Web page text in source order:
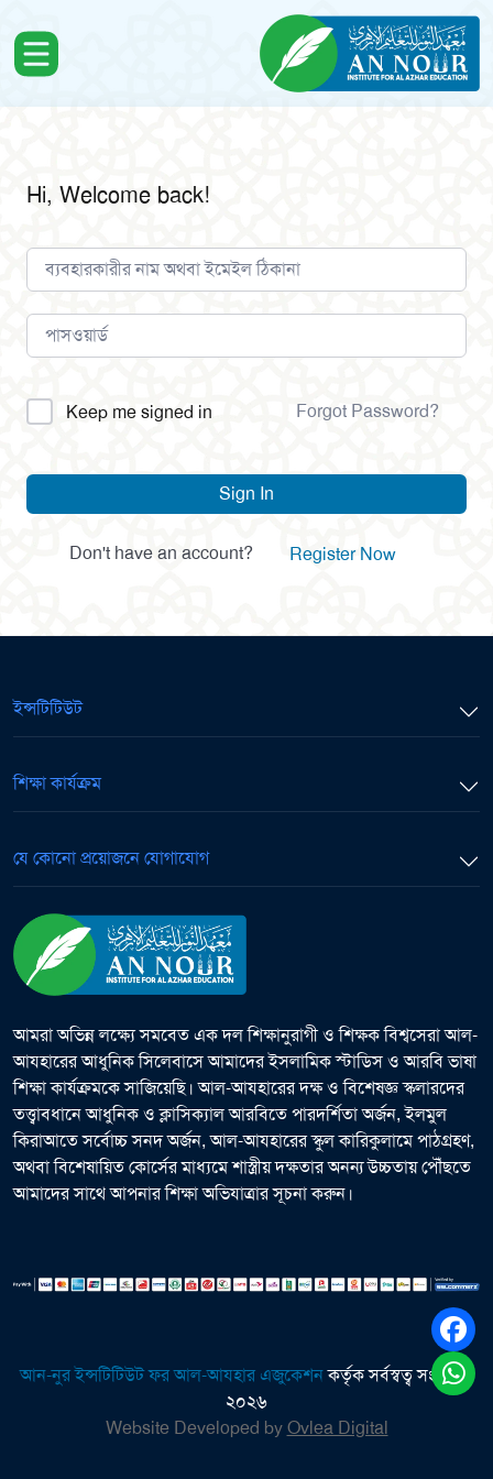
Hi, Welcome back!
Alternative:
Keep me signed in Forgot Password?
Sign In
Don't have an account? Register Now
ইন্সটিটিউট
শিক্ষা কার্যক্রম
যে কোনো প্রয়োজনে যোগাযোগ
আমরা অভিন্ন লক্ষ্যে সমবেত এক দল শিক্ষানুরাগী ও শিক্ষক বিশ্বসেরা আল-
আযহারের আধুনিক সিলেবাসে আমাদের ইসলামিক স্টাডিস ও আরবি ভাষা
শিক্ষা কার্যক্রমকে সাজিয়েছি। আল-আযহারের দক্ষ ও বিশেষজ্ঞ স্কলারদের
তত্ত্বাবধানে আধুনিক ও ক্লাসিক্যাল আরবিতে পারদর্শিতা অর্জন, ইলমুল
কিরাআতে সর্বোচ্চ সনদ অর্জন, আল-আযহারের স্কুল কারিকুলামে পাঠগ্রহণ,
অথবা বিশেষায়িত কোর্সের মাধ্যমে শাস্ত্রীয় দক্ষতার অনন্য উচ্চতায় পৌঁছতে
আমাদের সাথে আপনার শিক্ষা অভিযাত্রার সূচনা করুন।
আন-নুর ইন্সটিটিউট ফর আল-আযহার এজুকেশনকর্তৃক সর্বস্বত্ব সংরক্ষিত
২০২৬
Website Developed byOvlea Digital